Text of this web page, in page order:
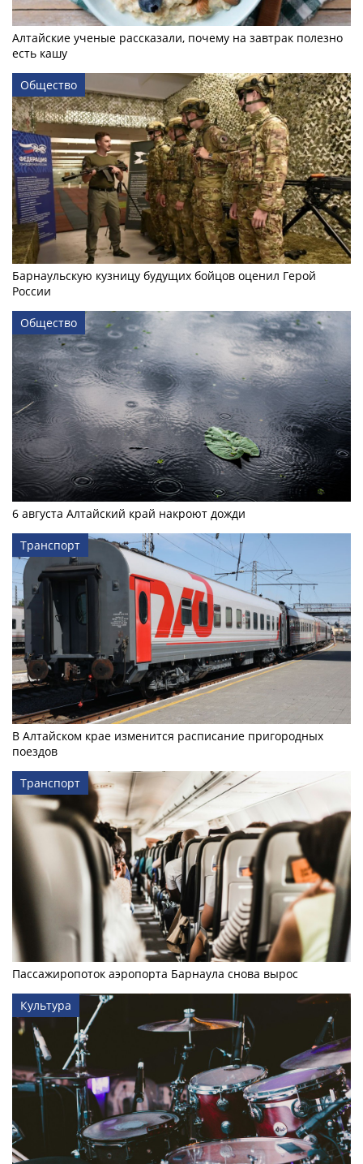
Алтайские ученые рассказали, почему на завтрак полезно
есть кашу
Общество
Барнаульскую кузницу будущих бойцов оценил Герой
России
Общество
6 августа Алтайский край накроют дожди
Транспорт
В Алтайском крае изменится расписание пригородных
поездов
Транспорт
Пассажиропоток аэропорта Барнаула снова вырос
Культура